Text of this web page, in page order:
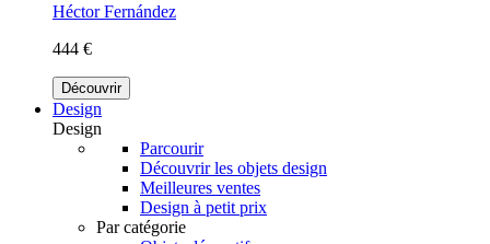
Héctor Fernández
444 €
Découvrir
Design
Design
Parcourir
Découvrir les objets design
Meilleures ventes
Design à petit prix
Par catégorie